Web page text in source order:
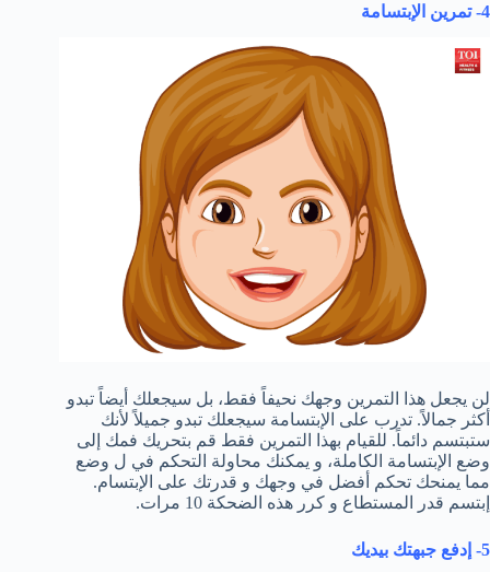
4- تمرين الإبتسامة
لن يجعل هذا التمرين وجهك نحيفاً فقط، بل سيجعلك أيضاً تبدو
أكثر جمالاً. تدرب على الإبتسامة سيجعلك تبدو جميلاً لأنك
ستبتسم دائماً. للقيام بهذا التمرين فقط قم بتحريك فمك إلى
وضع الإبتسامة الكاملة، و يمكنك محاولة التحكم في ل وضع
مما يمنحك تحكم أفضل في وجهك و قدرتك على الإبتسام.
إبتسم قدر المستطاع و كرر هذه الضحكة 10 مرات.
5- إدفع جبهتك بيديك